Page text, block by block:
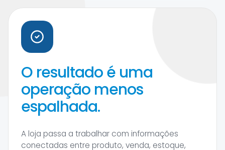
O resultado é uma
operação menos
espalhada.
A loja passa a trabalhar com informações
conectadas entre produto, venda, estoque,